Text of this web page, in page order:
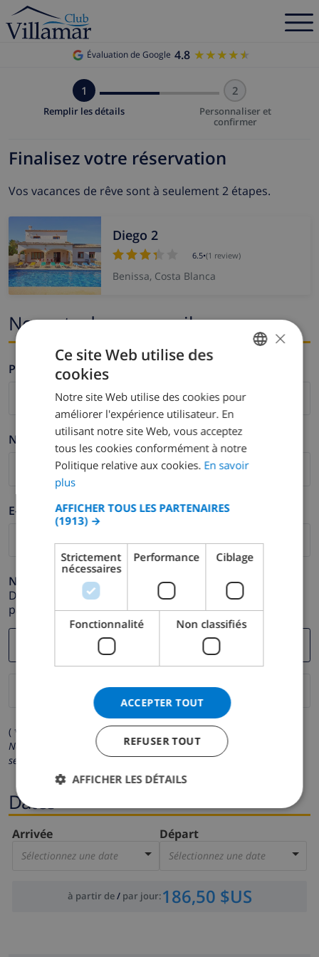
Évaluation de Google 4.8 ★★★★★
★★★★★
1
Remplir les détails
2
Personnaliser et
confirmer
Finalisez votre réservation
Vos vacances de rêve sont à seulement 2 étapes.
Diego 2
6.5•(1 review)
Benissa, Costa Blanca
Nom et adresse e-mail
Prénom *
Nom de famille *
E-mail *
Numéro de téléphone *
Dans le cas où votre adresse e-mail ne fonctionnerait
pas correctement.
( * Les champs avec un astérisque sont obligatoires )
Nous respectons votre vie privée.Vos données personnelles ne
seront pas communiquées à des tiers.
Dates
Arrivée
Sélectionnez une date
Départ
Sélectionnez une date
à partir de/ par jour:186,50 $US
DUTCH
SPANISH
GERMAN
DANISH
×
Ce site Web utilise des
cookies
Notre site Web utilise des cookies pour
améliorer l'expérience utilisateur. En
utilisant notre site Web, vous acceptez
tous les cookies conformément à notre
Politique relative aux cookies. En savoir
plus
AFFICHER TOUS LES PARTENAIRES
(1913) →
Strictement
nécessaires
Performance Ciblage
Fonctionnalité Non classifiés
ACCEPTER TOUT
REFUSER TOUT
AFFICHER LES DÉTAILS